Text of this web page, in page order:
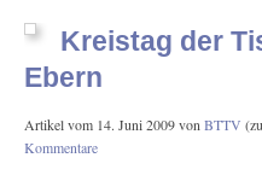
Kreistag der
Ebern
Artikel vom 14. Juni 2009vonBTTV
Kommentare